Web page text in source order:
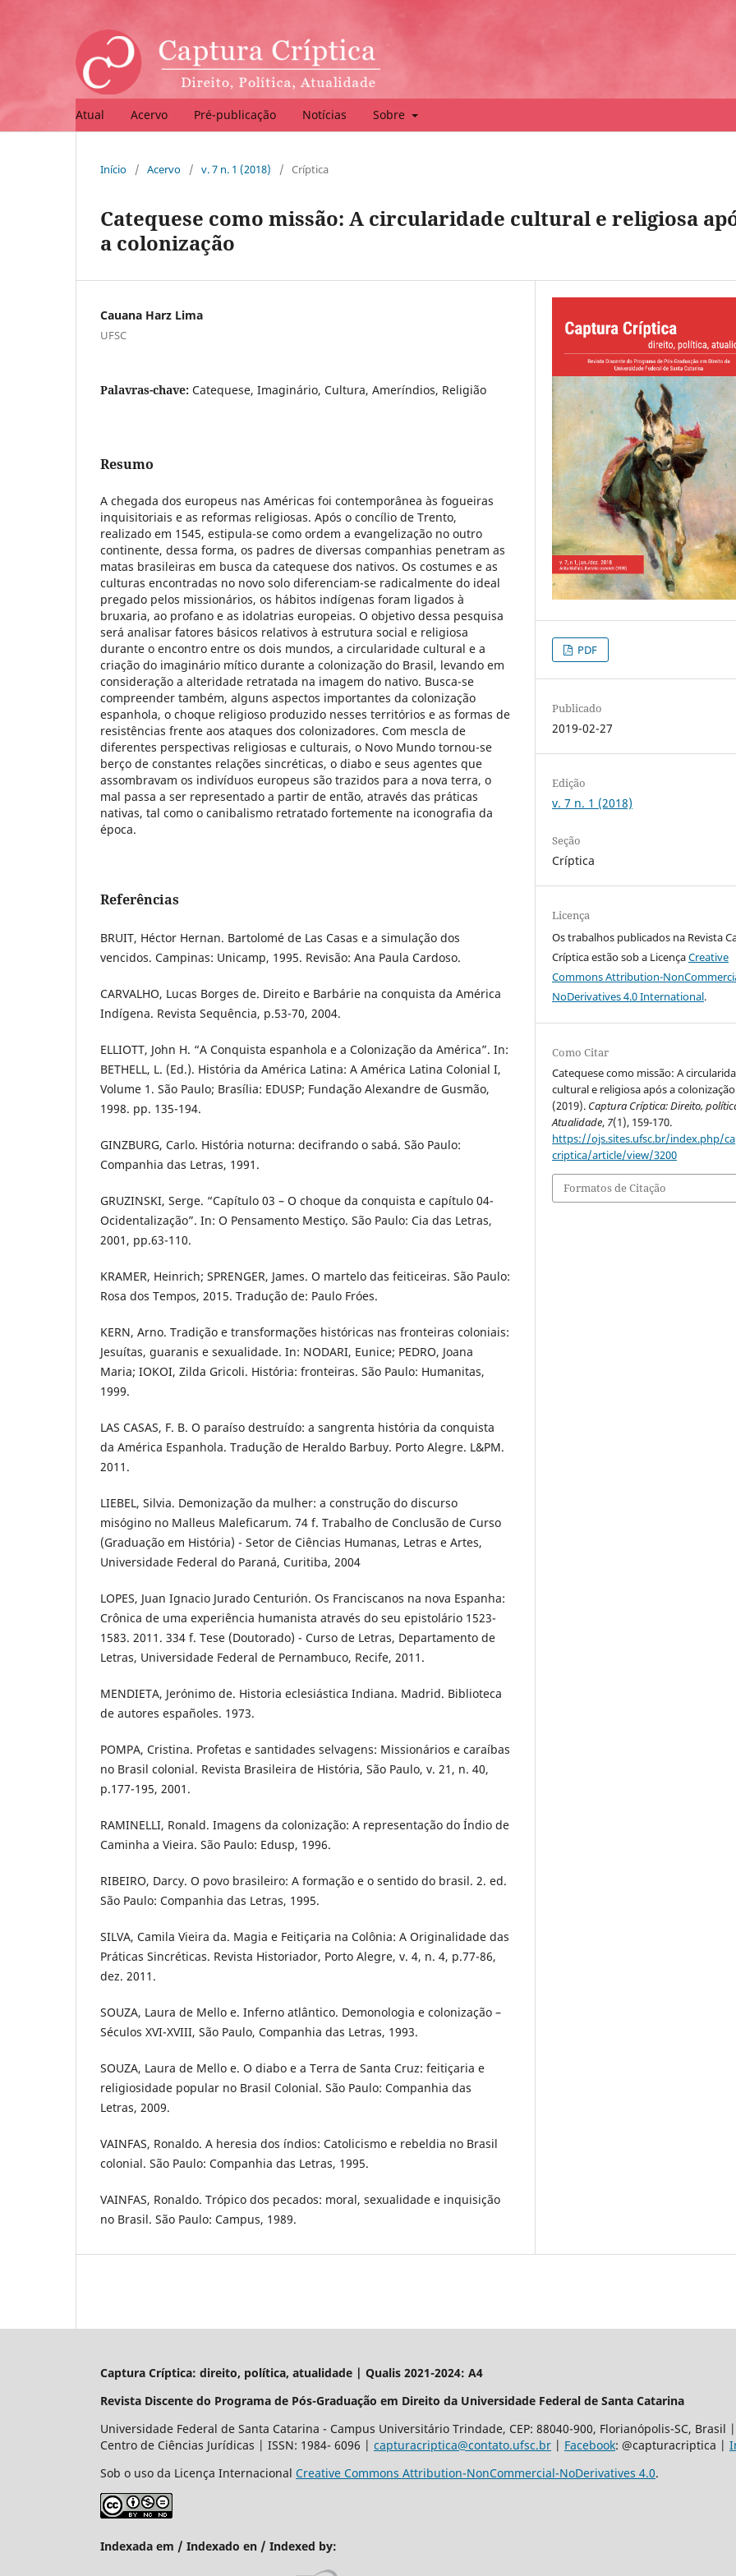
Atual Acervo Pré-publicação Notícias Sobre
Início / Acervo / v. 7 n. 1 (2018) / Críptica
Catequese como missão: A circularidade cultural e religiosa
a colonização
Cauana Harz Lima
UFSC
Palavras-chave: Catequese, Imaginário, Cultura, Ameríndios, Religião
Resumo
A chegada dos europeus nas Américas foi contemporânea às fogueiras
inquisitoriais e as reformas religiosas. Após o concílio de Trento,
realizado em 1545, estipula-se como ordem a evangelização no outro
continente, dessa forma, os padres de diversas companhias penetram as
matas brasileiras em busca da catequese dos nativos. Os costumes e as
culturas encontradas no novo solo diferenciam-se radicalmente do ideal
pregado pelos missionários, os hábitos indígenas foram ligados à
bruxaria, ao profano e as idolatrias europeias. O objetivo dessa pesquisa
será analisar fatores básicos relativos à estrutura social e religiosa
durante o encontro entre os dois mundos, a circularidade cultural e a
criação do imaginário mítico durante a colonização do Brasil, levando em
consideração a alteridade retratada na imagem do nativo. Busca-se
compreender também, alguns aspectos importantes da colonização
espanhola, o choque religioso produzido nesses territórios e as formas de
resistências frente aos ataques dos colonizadores. Com mescla de
diferentes perspectivas religiosas e culturais, o Novo Mundo tornou-se
berço de constantes relações sincréticas, o diabo e seus agentes que
assombravam os indivíduos europeus são trazidos para a nova terra, o
mal passa a ser representado a partir de então, através das práticas
nativas, tal como o canibalismo retratado fortemente na iconografia da
época.
Referências
BRUIT, Héctor Hernan. Bartolomé de Las Casas e a simulação dos
vencidos. Campinas: Unicamp, 1995. Revisão: Ana Paula Cardoso.
CARVALHO, Lucas Borges de. Direito e Barbárie na conquista da América
Indígena. Revista Sequência, p.53-70, 2004.
ELLIOTT, John H. “A Conquista espanhola e a Colonização da América”. In:
BETHELL, L. (Ed.). História da América Latina: A América Latina Colonial I,
Volume 1. São Paulo; Brasília: EDUSP; Fundação Alexandre de Gusmão,
1998. pp. 135-194.
GINZBURG, Carlo. História noturna: decifrando o sabá. São Paulo:
Companhia das Letras, 1991.
GRUZINSKI, Serge. “Capítulo 03 – O choque da conquista e capítulo 04-
Ocidentalização”. In: O Pensamento Mestiço. São Paulo: Cia das Letras,
2001, pp.63-110.
KRAMER, Heinrich; SPRENGER, James. O martelo das feiticeiras. São Paulo:
Rosa dos Tempos, 2015. Tradução de: Paulo Fróes.
KERN, Arno. Tradição e transformações históricas nas fronteiras coloniais:
Jesuítas, guaranis e sexualidade. In: NODARI, Eunice; PEDRO, Joana
Maria; IOKOI, Zilda Gricoli. História: fronteiras. São Paulo: Humanitas,
1999.
LAS CASAS, F. B. O paraíso destruído: a sangrenta história da conquista
da América Espanhola. Tradução de Heraldo Barbuy. Porto Alegre. L&PM.
2011.
LIEBEL, Silvia. Demonização da mulher: a construção do discurso
misógino no Malleus Maleficarum. 74 f. Trabalho de Conclusão de Curso
(Graduação em História) - Setor de Ciências Humanas, Letras e Artes,
Universidade Federal do Paraná, Curitiba, 2004
LOPES, Juan Ignacio Jurado Centurión. Os Franciscanos na nova Espanha:
Crônica de uma experiência humanista através do seu epistolário 1523-
1583. 2011. 334 f. Tese (Doutorado) - Curso de Letras, Departamento de
Letras, Universidade Federal de Pernambuco, Recife, 2011.
MENDIETA, Jerónimo de. Historia eclesiástica Indiana. Madrid. Biblioteca
de autores españoles. 1973.
POMPA, Cristina. Profetas e santidades selvagens: Missionários e caraíbas
no Brasil colonial. Revista Brasileira de História, São Paulo, v. 21, n. 40,
p.177-195, 2001.
RAMINELLI, Ronald. Imagens da colonização: A representação do Índio de
Caminha a Vieira. São Paulo: Edusp, 1996.
RIBEIRO, Darcy. O povo brasileiro: A formação e o sentido do brasil. 2. ed.
São Paulo: Companhia das Letras, 1995.
SILVA, Camila Vieira da. Magia e Feitiçaria na Colônia: A Originalidade das
Práticas Sincréticas. Revista Historiador, Porto Alegre, v. 4, n. 4, p.77-86,
dez. 2011.
SOUZA, Laura de Mello e. Inferno atlântico. Demonologia e colonização –
Séculos XVI-XVIII, São Paulo, Companhia das Letras, 1993.
SOUZA, Laura de Mello e. O diabo e a Terra de Santa Cruz: feitiçaria e
religiosidade popular no Brasil Colonial. São Paulo: Companhia das
Letras, 2009.
VAINFAS, Ronaldo. A heresia dos índios: Catolicismo e rebeldia no Brasil
colonial. São Paulo: Companhia das Letras, 1995.
VAINFAS, Ronaldo. Trópico dos pecados: moral, sexualidade e inquisição
no Brasil. São Paulo: Campus, 1989.
PDF
Publicado
2019-02-27
Edição
v. 7 n. 1 (2018)
Seção
Críptica
Licença
Os trabalhos publicados na Revista
Críptica estão sob a LicençaCreative
Commons Attribution-
NoDerivatives 4.0 International.
Como Citar
Catequese como missão: A
cultural e religiosa após a
(2019). Captura Críptica: Direito,
Atualidade, 7(1), 159-170.
https://ojs.sites.ufsc.br/index.php/
criptica/article/view/3200
Formatos de Citação
Captura Críptica: direito, política, atualidade | Qualis 2021-2024: A4
Revista Discente do Programa de Pós-Graduação em Direito da Universidade Federal de Santa Catarina
Universidade Federal de Santa Catarina - Campus Universitário Trindade, CEP: 88040-900, Florianópolis-SC,
Centro de Ciências Jurídicas | ISSN: 1984- 6096 | capturacriptica@contato.ufsc.br | Facebook: @capturacriptica |
Sob o uso da Licença Internacional Creative Commons Attribution-NonCommercial-NoDerivatives 4.0.
Indexada em / Indexado en / Indexed by: